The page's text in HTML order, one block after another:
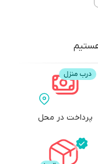
پرداخت در محل